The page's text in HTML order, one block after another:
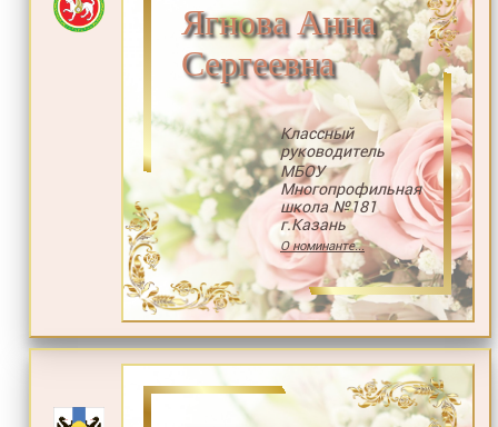
Ягнова Анна
Сергеевна
Классный
руководитель
МБОУ
Многопрофильная
школа №181
г.Казань
О номинанте...